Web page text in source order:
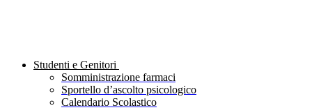
Studenti e Genitori
Somministrazione farmaci
Sportello d’ascolto psicologico
Calendario Scolastico